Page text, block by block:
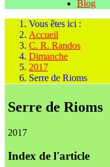
Blog
Vous êtes ici :
Accueil
C. R. Randos
Dimanche
2017
Serre de Rioms
Serre de Rioms
2017
Index de l'article